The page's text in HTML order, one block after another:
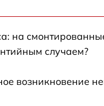
на
случаем?
возникновение